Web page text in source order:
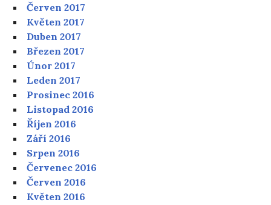
Červen 2017
Květen 2017
Duben 2017
Březen 2017
Únor 2017
Leden 2017
Prosinec 2016
Listopad 2016
Říjen 2016
Září 2016
Srpen 2016
Červenec 2016
Červen 2016
Květen 2016